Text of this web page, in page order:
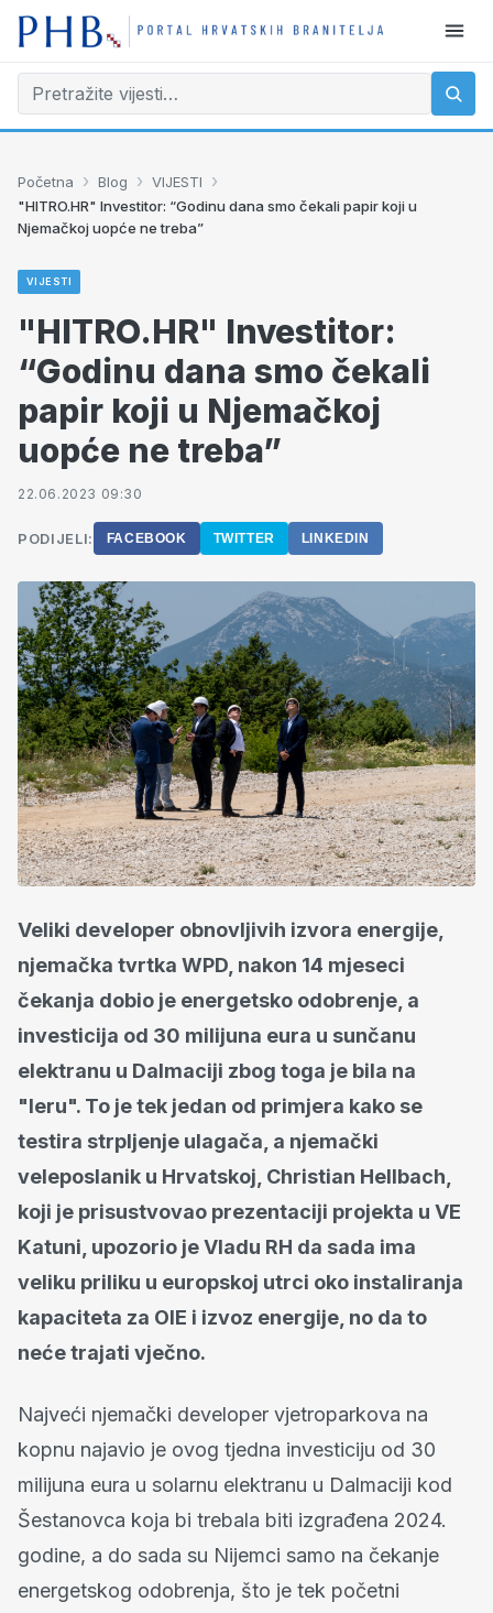
Početna › Blog › VIJESTI ›
"HITRO.HR" Investitor: “Godinu dana smo čekali papir koji u
Njemačkoj uopće ne treba”
VIJESTI
"HITRO.HR" Investitor:
“Godinu dana smo čekali
papir koji u Njemačkoj
uopće ne treba”
22.06.2023 09:30
PODIJELI: FACEBOOK TWITTER LINKEDIN
Veliki developer obnovljivih izvora energije,
njemačka tvrtka WPD, nakon 14 mjeseci
čekanja dobio je energetsko odobrenje, a
investicija od 30 milijuna eura u sunčanu
elektranu u Dalmaciji zbog toga je bila na
"leru". To je tek jedan od primjera kako se
testira strpljenje ulagača, a njemački
veleposlanik u Hrvatskoj, Christian Hellbach,
koji je prisustvovao prezentaciji projekta u VE
Katuni, upozorio je Vladu RH da sada ima
veliku priliku u europskoj utrci oko instaliranja
kapaciteta za OIE i izvoz energije, no da to
neće trajati vječno.
Najveći njemački developer vjetroparkova na
kopnu najavio je ovog tjedna investiciju od 30
milijuna eura u solarnu elektranu u Dalmaciji kod
Šestanovca koja bi trebala biti izgrađena 2024.
godine, a do sada su Nijemci samo na čekanje
energetskog odobrenja, što je tek početni